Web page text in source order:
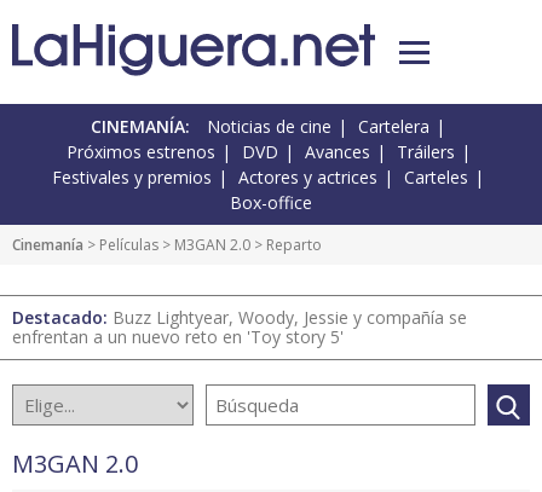
CINEMANÍA: Noticias de cine
Cartelera
Próximos estrenos
DVD Avances
Tráilers
Festivales y premios
Actores y actrices
Carteles
Box-office
Cinemanía > Películas > M3GAN 2.0 > Reparto
Destacado: Buzz Lightyear, Woody, Jessie y compañía se
enfrentan a un nuevo reto en 'Toy story 5'
M3GAN 2.0